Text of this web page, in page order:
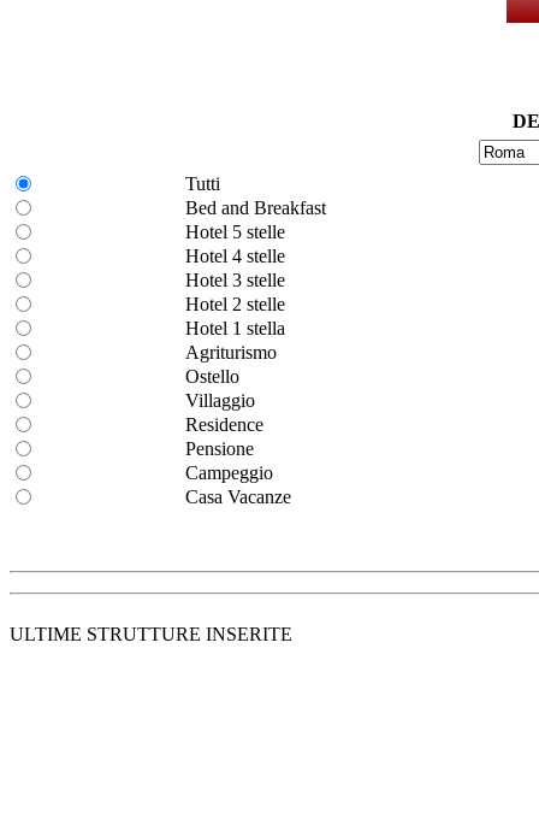
Tutti
Bed and Breakfast
Hotel 5 stelle
Hotel 4 stelle
Hotel 3 stelle
Hotel 2 stelle
Hotel 1 stella
Agriturismo
Ostello
Villaggio
Residence
Pensione
Campeggio
Casa Vacanze
ULTIME STRUTTURE INSERITE